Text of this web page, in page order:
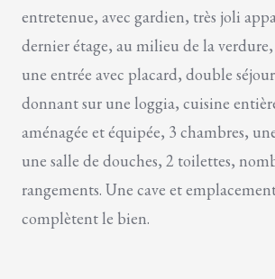
entretenue, avec gardien, très joli
dernier étage, au milieu de la
une entrée avec placard, double
donnant sur une loggia, cuisine
aménagée et équipée, 3 chambres,
une salle de douches, 2 toilettes,
rangements. Une cave et
complètent le bien.